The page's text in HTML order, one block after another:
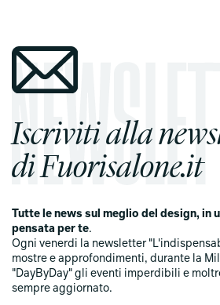
Iscriviti alla
di Fuorisalone.it
Tutte le news sul meglio del design, in
pensata per te.
Ogni venerdi la newsletter
mostre e approfondimenti, durante la
"DayByDay" gli eventi imperdibili e
sempre aggiornato.